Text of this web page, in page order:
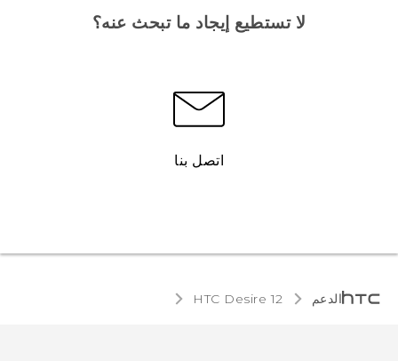
لا تستطيع إيجاد ما تبحث عنه؟
اتصل بنا
الدعم HTC Desire 12‎